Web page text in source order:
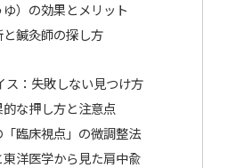
）の効果とメリット
鍼灸師の探し方
ス：失敗しない見つけ方
な押し方と注意点
臨床視点」の微調整法
洋医学から見た肩中兪